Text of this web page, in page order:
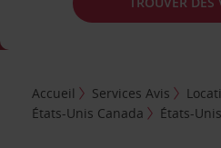
Accueil Services Avis
États-Unis Canada
États-Unis